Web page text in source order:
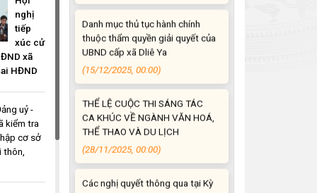
nghị
tiếp
xúc cử
xã
HĐND
uỷ -
kiểm tra
cơ sở
UBND cấp xã Dliê Ya
(15/12/2025, 00:00)
THỂ LỆ CUỘC THI SÁNG TÁC
CA KHÚC VỀ NGÀNH VĂN HOÁ,
THỂ THAO VÀ DU LỊCH
(28/11/2025, 00:00)
Các nghị quyết thông qua tại Kỳ
họp thứ 11 HĐND Xã Dliê Ya